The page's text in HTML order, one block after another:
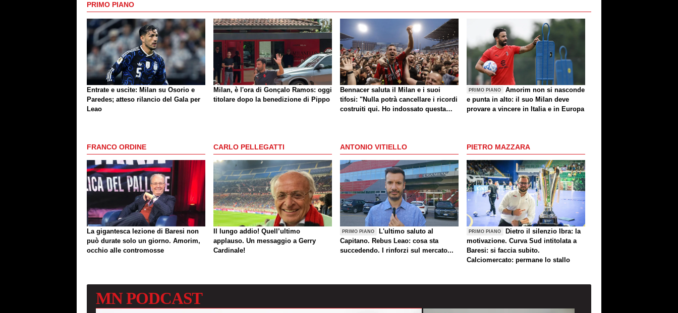
PRIMO PIANO
Entrate e uscite: Milan su Osorio e
Paredes; atteso rilancio del Gala per
Leao
Milan, è l'ora di Gonçalo Ramos: oggi
titolare dopo la benedizione di Pippo
Bennacer saluta il Milan e i suoi
tifosi: "Nulla potrà cancellare i ricordi
costruiti qui. Ho indossato questa
PRIMO PIANO
Amorim non si nasconde
e punta in alto: il suo Milan deve
provare a vincere in Italia e in Europa
FRANCO ORDINE
La gigantesca lezione di Baresi non
può durate solo un giorno. Amorim,
occhio alle contromosse
CARLO PELLEGATTI
Il lungo addio! Quell’ultimo
applauso. Un messaggio a Gerry
Cardinale!
ANTONIO VITIELLO
PRIMO PIANO
L'ultimo saluto al
Capitano. Rebus Leao: cosa sta
succedendo. I rinforzi sul mercato...
PIETRO MAZZARA
PRIMO PIANO
Dietro il silenzio Ibra: la
motivazione. Curva Sud intitolata a
Baresi: si faccia subito.
Calciomercato: permane lo stallo
MNPODCAST